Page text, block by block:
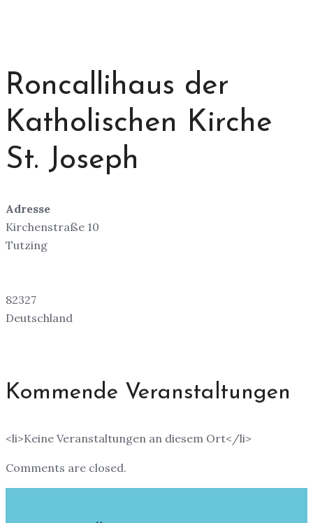
Roncallihaus der
Katholischen Kirche
St. Joseph
Adresse
Kirchenstraße 10
Tutzing
82327
Deutschland
Kommende Veranstaltungen
<li>Keine Veranstaltungen an diesem Ort</li>
Comments are closed.